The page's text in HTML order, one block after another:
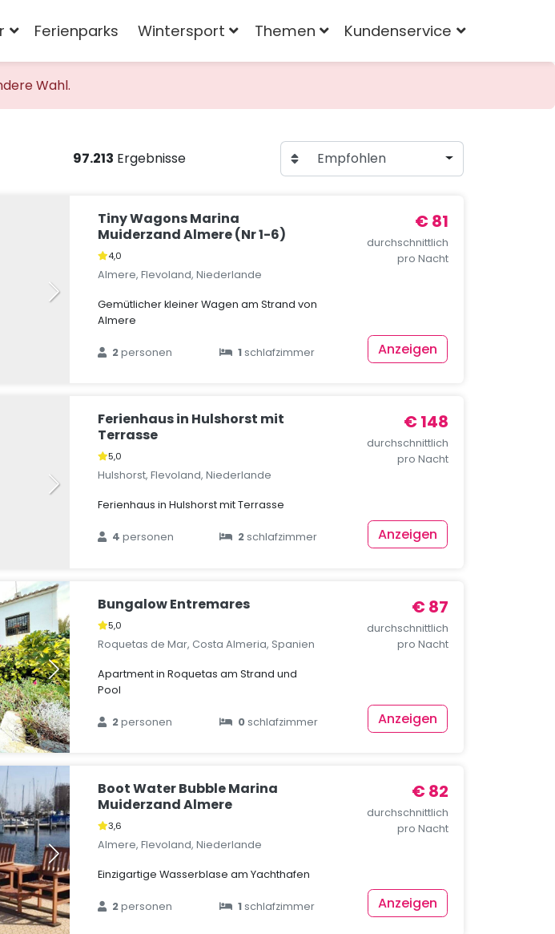
Wahl.
Ferienparks Wintersport Themen Kundenservice
97.213 Ergebnisse Empfohlen
Tiny Wagons Marina
Muiderzand Almere (Nr 1-6)
4,0
Almere, Flevoland, Niederlande
Gemütlicher kleiner Wagen am Strand von
Almere
2personen 1schlafzimmer
€ 81
durchschnittlich
pro Nacht
Anzeigen
Ferienhaus in Hulshorst mit
Terrasse
5,0
Hulshorst, Flevoland, Niederlande
Ferienhaus in Hulshorst mit Terrasse
4personen 2schlafzimmer
€ 148
durchschnittlich
pro Nacht
Anzeigen
Bungalow Entremares
5,0
Roquetas de Mar, Costa Almeria, Spanien
Apartment in Roquetas am Strand und
Pool
2personen 0schlafzimmer
€ 87
durchschnittlich
pro Nacht
Anzeigen
Boot Water Bubble Marina
Muiderzand Almere
3,6
Almere, Flevoland, Niederlande
Einzigartige Wasserblase am Yachthafen
2personen 1schlafzimmer
€ 82
durchschnittlich
pro Nacht
Anzeigen